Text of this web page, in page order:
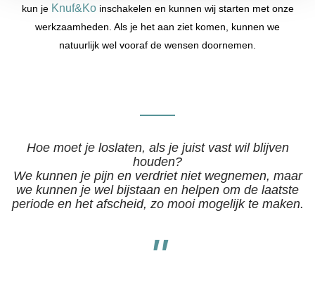
kun je Knuf&Koinschakelen en kunnen wij starten met onze
werkzaamheden. Als je het aan ziet komen, kunnen we
natuurlijk wel vooraf de wensen doornemen.
Hoe moet je loslaten, als je juist vast wil blijven
houden?
We kunnen je pijn en verdriet niet wegnemen, maar
we kunnen je wel bijstaan en helpen om de laatste
periode en het afscheid, zo mooi mogelijk te maken.
"